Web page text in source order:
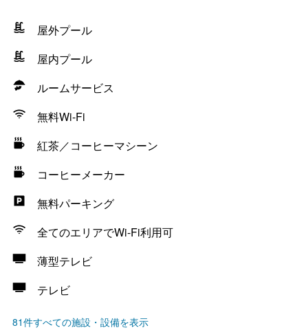
屋外プール
屋内プール
ルームサービス
無料Wi-Fi
紅茶／コーヒーマシーン
コーヒーメーカー
無料パーキング
全てのエリアでWi-Fi利用可
薄型テレビ
テレビ
81件すべての施設・設備を表示